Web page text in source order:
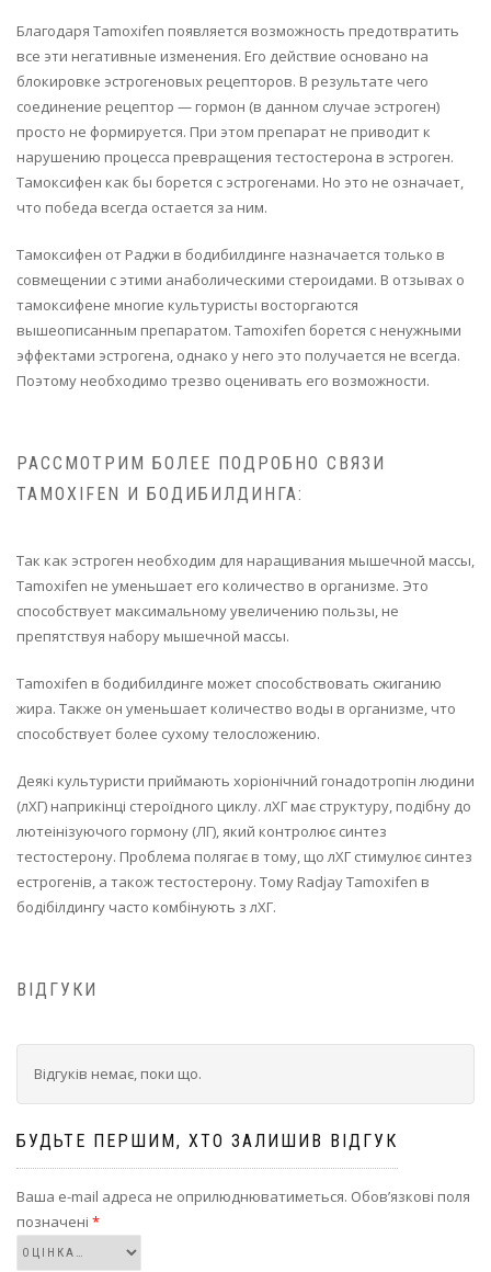
Благодаря Tamoxifen появляется возможность предотвратить
все эти негативные изменения. Его действие основано на
блокировке эстрогеновых рецепторов. В результате чего
соединение рецептор — гормон (в данном случае эстроген)
просто не формируется. При этом препарат не приводит к
нарушению процесса превращения тестостерона в эстроген.
Тамоксифен как бы борется с эстрогенами. Но это не означает,
что победа всегда остается за ним.
Тамоксифен от Раджи в бодибилдинге назначается только в
совмещении с этими анаболическими стероидами. В отзывах о
тамоксифене многие культуристы восторгаются
вышеописанным препаратом. Tamoxifen борется с ненужными
эффектами эстрогена, однако у него это получается не всегда.
Поэтому необходимо трезво оценивать его возможности.
РАССМОТРИМ БОЛЕЕ ПОДРОБНО СВЯЗИ
TAMOXIFEN И БОДИБИЛДИНГА:
Так как эстроген необходим для наращивания мышечной массы,
Tamoxifen не уменьшает его количество в организме. Это
способствует максимальному увеличению пользы, не
препятствуя набору мышечной массы.
Tamoxifen в бодибилдинге может способствовать сжиганию
жира. Также он уменьшает количество воды в организме, что
способствует более сухому телосложению.
Деякі культуристи приймають хоріонічний гонадотропін людини
(лХГ) наприкінці стероїдного циклу. лХГ має структуру, подібну до
лютеінізуючого гормону (ЛГ), який контролює синтез
тестостерону. Проблема полягає в тому, що лХГ стимулює синтез
естрогенів, а також тестостерону. Тому Radjay Tamoxifen в
бодібілдингу часто комбінують з лХГ.
ВІДГУКИ
Відгуків немає, поки що.
БУДЬТЕ ПЕРШИМ, ХТО ЗАЛИШИВ ВІДГУК
Ваша e-mail адреса не оприлюднюватиметься. Обов’язкові поля
позначені *